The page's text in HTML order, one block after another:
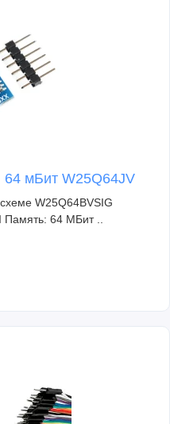
64 мБит W25Q64JV
W25Q64BVSIG
Память: 64 МБит ..